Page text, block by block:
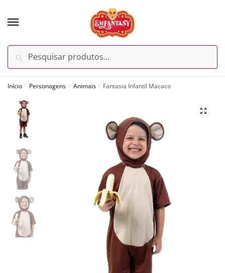
por:
Pesquisar
Início / Personagens / Animais / Fantasia Infantil Macaco